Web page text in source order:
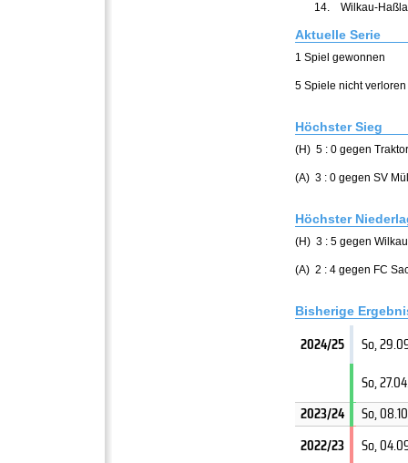
14.
Wilkau-
Aktuelle Serie
1 Spiel gewonnen
5 Spiele nicht verloren
Höchster Sieg
(H) 5 : 0 gegen
(A) 3 : 0 gegen SV
Höchster
(H) 3 : 5 gegen
(A) 2 : 4 gegen FC
Bisherige
2024/25
So,
So,
2023/24
So,
2022/23
So,